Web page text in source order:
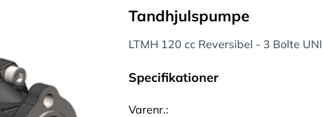
Tandhjulspumpe
LTMH 120 cc Reversibel - 3 Bolte UNI
Specifikationer
Varenr.: